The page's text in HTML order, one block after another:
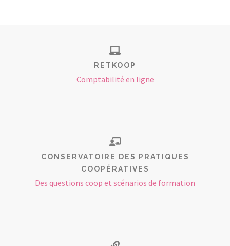
RETKOOP
Comptabilité en ligne
CONSERVATOIRE DES PRATIQUES
COOPÉRATIVES
Des questions coop et scénarios de formation